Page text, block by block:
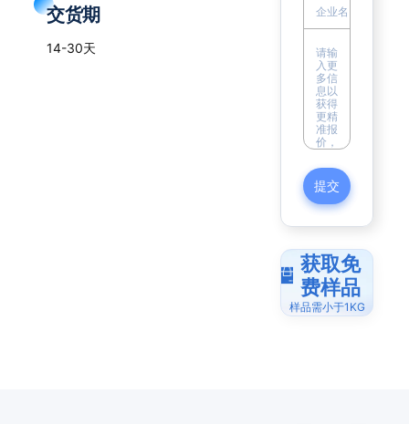
交货期
14-30天
提交
获取免
费样品
样品需小于1KG